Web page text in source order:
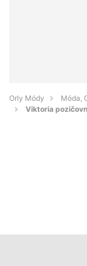
Orly Módy
Móda,
Viktoria